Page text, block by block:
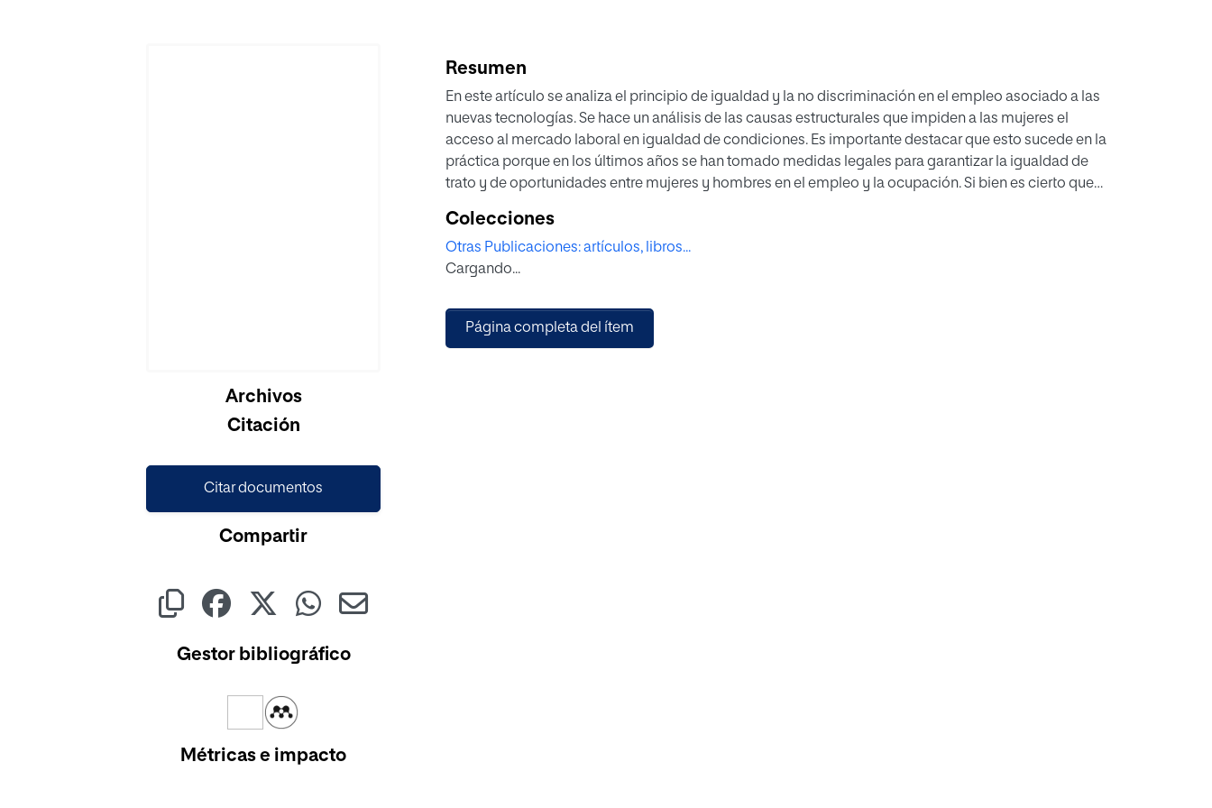
Archivos
Citación
Citar documentos
Compartir
Gestor bibliográfico
Métricas e impacto
Resumen
En este artículo se analiza el principio de igualdad y la no discriminación en el empleo asociado a las
nuevas tecnologías. Se hace un análisis de las causas estructurales que impiden a las mujeres el
acceso al mercado laboral en igualdad de condiciones. Es importante destacar que esto sucede en la
práctica porque en los últimos años se han tomado medidas legales para garantizar la igualdad de
trato y de oportunidades entre mujeres y hombres en el empleo y la ocupación. Si bien es cierto que
Como consecuencia, la digitalización ha tenido un impacto en las relaciones laborales, producto de
unos sesgos que impiden el acceso en igualdad de condiciones a las mujeres y la promoción
equitativa en el empleo y la ocupación. Por ello es relevante analizar cómo influye en el aumento de
objetivo es analizar las causas que originan la segregación ocupacional. El deber de las empresas de
implementar acciones positivas hacia las mujeres que garanticen su participación y el desarrollo en
Colecciones
Otras Publicaciones: artículos, libros...
Cargando...
Página completa del ítem